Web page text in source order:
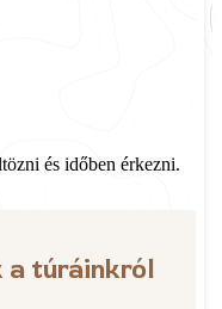
és időben érkezni.
a túráinkról